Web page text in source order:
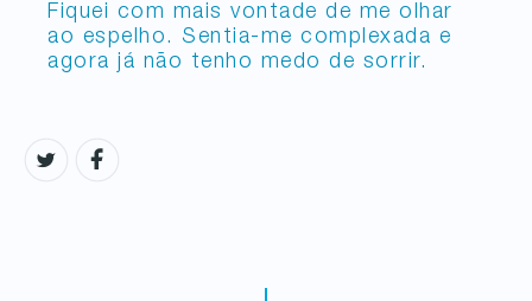
Fiquei com mais vontade de me olhar
ao espelho. Sentia-me complexada e
agora já não tenho medo de sorrir.